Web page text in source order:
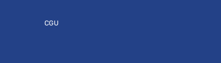
CGU